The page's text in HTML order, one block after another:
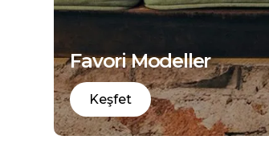
Favori Modeller
Keşfet